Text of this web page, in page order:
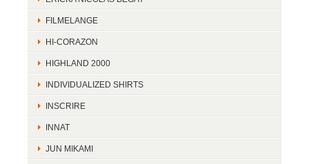
FILMELANGE
HI-CORAZON
HIGHLAND 2000
INDIVIDUALIZED SHIRTS
INSCRIRE
INNAT
JUN MIKAMI